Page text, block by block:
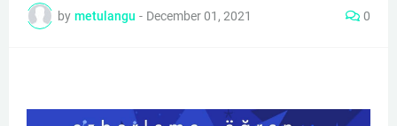
by metulangu - December 01, 2021 0